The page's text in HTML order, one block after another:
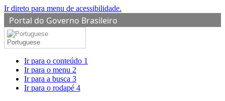
Ir direto para menu de acessibilidade.
Portal do Governo Brasileiro
Portuguese
Ir para o conteúdo 1
Ir para o menu 2
Ir para a busca 3
Ir para o rodapé 4